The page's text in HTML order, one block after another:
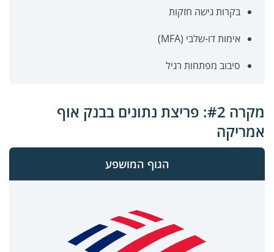
בקרות גישה חזקות
אימות דו-שלבי (MFA)
סיבוב מפתחות רגיל
מקרה #2: פריצת נתונים בבנק אוף
אמריקה
הגוף המושפע